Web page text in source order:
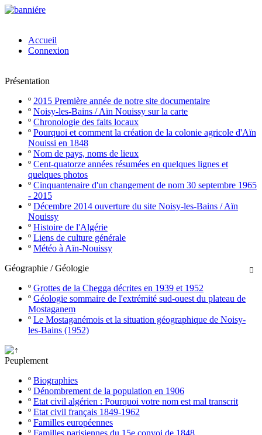
Accueil
Connexion
Présentation
º 2015 Première année de notre site documentaire
º Noisy-les-Bains / Aïn Nouissy sur la carte
º Chronologie des faits locaux
º Pourquoi et comment la création de la colonie agricole d'Aïn
Nouissi en 1848
º Nom de pays, noms de lieux
º Cent-quatorze années résumées en quelques lignes et
quelques photos
º Cinquantenaire d'un changement de nom 30 septembre 1965
- 2015
º Décembre 2014 ouverture du site Noisy-les-Bains / Aïn
Nouissy
º Histoire de l'Algérie
º Liens de culture générale
º Météo à Aïn-Nouissy

Géographie / Géologie
º Grottes de la Chegga décrites en 1939 et 1952
º Géologie sommaire de l'extrémité sud-ouest du plateau de
Mostaganem
º Le Mostaganémois et la situation géographique de Noisy-
les-Bains (1952)
Peuplement
º Biographies
º Dénombrement de la population en 1906
º Etat civil algérien : Pourquoi votre nom est mal transcrit
º Etat civil français 1849-1962
º Familles européennes
º Familles parisiennes du 15e convoi de 1848